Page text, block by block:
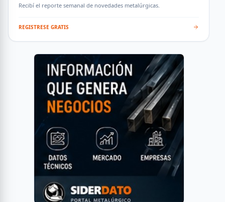
Recibí el reporte semanal de novedades metalúrgicas.
REGISTRESE GRATIS